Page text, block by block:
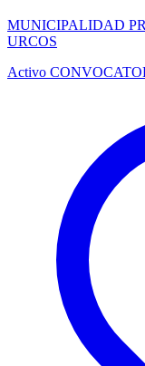
MUNICIPALIDAD
URCOS
Activo